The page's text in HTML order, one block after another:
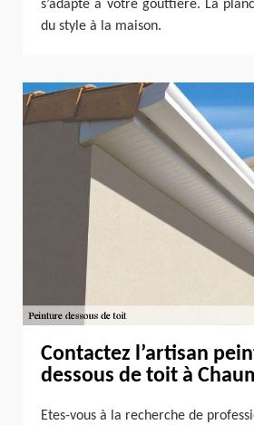
s’adapte à votre gouttière. La
du style à la maison.
Contactez l’artisan
dessous de toit à
Etes-vous à la recherche de